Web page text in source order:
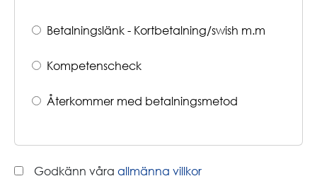
Betalningslänk - Kortbetalning/swish m.m
Kompetenscheck
Återkommer med betalningsmetod
Godkänn våra allmänna villkor